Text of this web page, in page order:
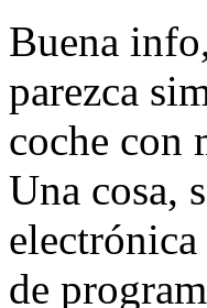
Buena
parezca
coche con
Una cosa,
de